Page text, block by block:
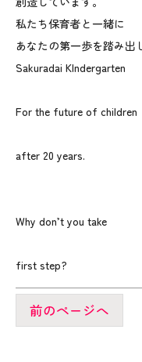
私たち保育者と一緒に
あなたの第一歩を踏み出
Sakuradai KIndergarten
For the future of children
after 20 years.
Why don’t you take
first step?
前のページへ